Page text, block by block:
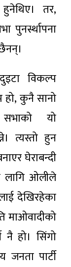
हुनेथिए। तर,
पुनर्स्थापना
विकल्प
हो, कुनै सानो
सभाको यो
त्यस्तो हुन
घेराबन्दी
लागि ओलीले
देखिरहेका
माओवादीको
नै हो। सिंगो
जनता पार्टी